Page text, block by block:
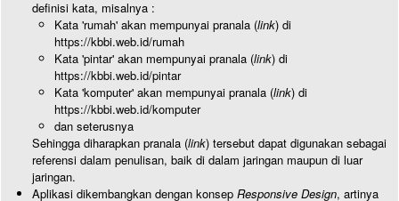
definisi kata, misalnya :
Kata 'rumah' akan mempunyai pranala (link) di
https://kbbi.web.id/rumah
Kata 'pintar' akan mempunyai pranala (link) di
https://kbbi.web.id/pintar
Kata 'komputer' akan mempunyai pranala (link) di
https://kbbi.web.id/komputer
dan seterusnya
Sehingga diharapkan pranala (link) tersebut dapat digunakan sebagai
referensi dalam penulisan, baik di dalam jaringan maupun di luar
jaringan.
Aplikasi dikembangkan dengan konsep Responsive Design, artinya